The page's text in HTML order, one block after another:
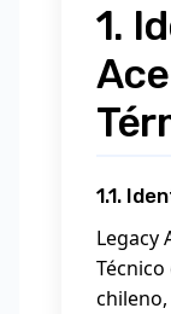
1.
1.1.
Legacy
Técnico